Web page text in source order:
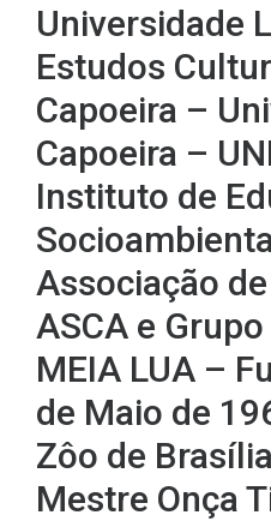
Universidade
Estudos
Capoeira –
Capoeira –
Instituto de
Associação
ASCA e
MEIA LUA –
de Maio de
Zôo de
Mestre Onça